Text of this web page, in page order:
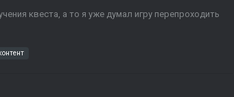
квеста, а то я уже думал игру перепроходить